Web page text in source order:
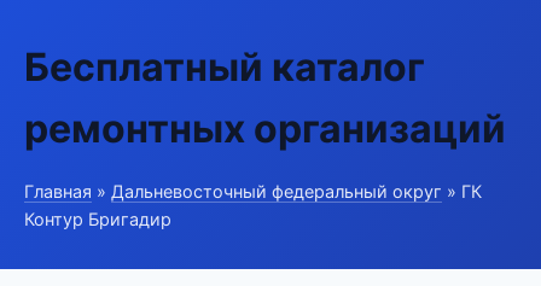
Бесплатный каталог
ремонтных организаций
Главная » Дальневосточный федеральный округ » ГК
Контур Бригадир